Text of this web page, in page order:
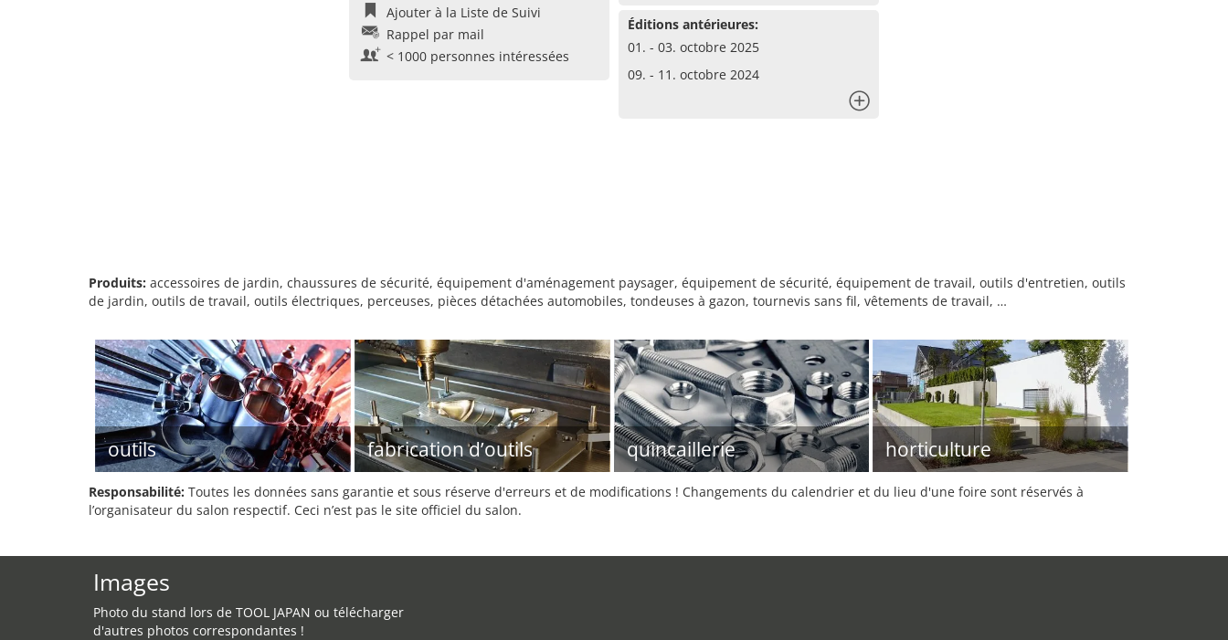
Ajouter à la Liste de Suivi
Rappel par mail
< 1000 personnes intéressées
Éditions antérieures:
01. - 03. octobre 2025
09. - 11. octobre 2024
Produits: accessoires de jardin, chaussures de sécurité, équipement d'aménagement paysager, équipement de sécurité, équipement de travail, outils d'entretien, outils
de jardin, outils de travail, outils électriques, perceuses, pièces détachées automobiles, tondeuses à gazon, tournevis sans fil, vêtements de travail, …
outils fabrication d’outils quincaillerie horticulture
Responsabilité: Toutes les données sans garantie et sous réserve d'erreurs et de modifications ! Changements du calendrier et du lieu d'une foire sont réservés à
l’organisateur du salon respectif. Ceci n’est pas le site officiel du salon.
Images
Photo du stand lors de TOOL JAPAN ou télécharger
d'autres photos correspondantes !